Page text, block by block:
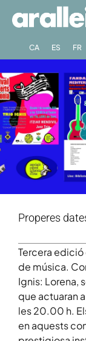
CA ES FR
Properes
Tercera
de música.
Ignis: Lorena,
que actuaran
les 20.00 h.
en aquests